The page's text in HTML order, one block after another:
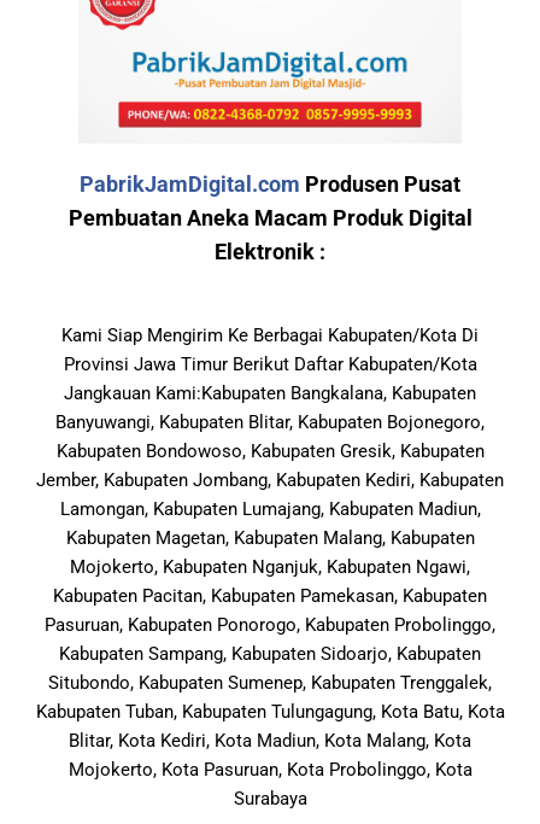
PabrikJamDigital.com Produsen Pusat
Pembuatan Aneka Macam Produk Digital
Elektronik :
Kami Siap Mengirim Ke Berbagai Kabupaten/Kota Di
Provinsi Jawa Timur Berikut Daftar Kabupaten/Kota
Jangkauan Kami:Kabupaten Bangkalana, Kabupaten
Banyuwangi, Kabupaten Blitar, Kabupaten Bojonegoro,
Kabupaten Bondowoso, Kabupaten Gresik, Kabupaten
Jember, Kabupaten Jombang, Kabupaten Kediri, Kabupaten
Lamongan, Kabupaten Lumajang, Kabupaten Madiun,
Kabupaten Magetan, Kabupaten Malang, Kabupaten
Mojokerto, Kabupaten Nganjuk, Kabupaten Ngawi,
Kabupaten Pacitan, Kabupaten Pamekasan, Kabupaten
Pasuruan, Kabupaten Ponorogo, Kabupaten Probolinggo,
Kabupaten Sampang, Kabupaten Sidoarjo, Kabupaten
Situbondo, Kabupaten Sumenep, Kabupaten Trenggalek,
Kabupaten Tuban, Kabupaten Tulungagung, Kota Batu, Kota
Blitar, Kota Kediri, Kota Madiun, Kota Malang, Kota
Mojokerto, Kota Pasuruan, Kota Probolinggo, Kota
Surabaya